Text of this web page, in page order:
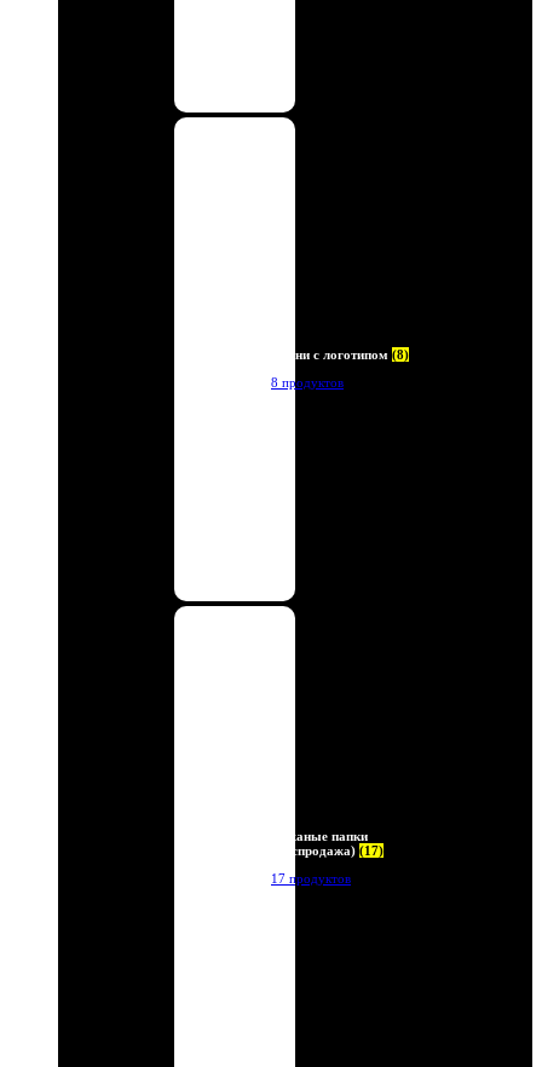
Ремни с логотипом (8)
8 продуктов
Кожаные папки
(Распродажа) (17)
17 продуктов